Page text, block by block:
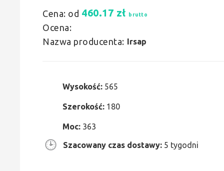
Cena: od 460.17 zł brutto
Ocena:
Nazwa producenta: Irsap
Wysokość: 565
Szerokość: 180
Moc: 363
Szacowany czas dostawy: 5 tygodni